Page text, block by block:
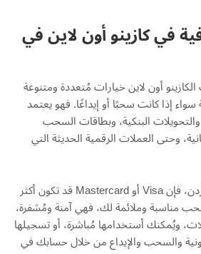
في كازينو أون لاين في
أون لاين خيارات مُتعددة ومتنوعة
إذا كانت سحبًا أو إيداعًا. فهو يعتمد
البنكية، وبطاقات السحب
وحتى العملات الرقمية الحديثة التي
بالنسبة لك كلاعب من الأردن، فإن Visa أو Mastercard قد تكون أكثر
مناسبة وملائمة لك، فهي آمنة ومُشفرة،
ويُمكنك أستخدامها مُباشرة، أو تسجيلها
والسحب والإيداع من خلال حسابك في